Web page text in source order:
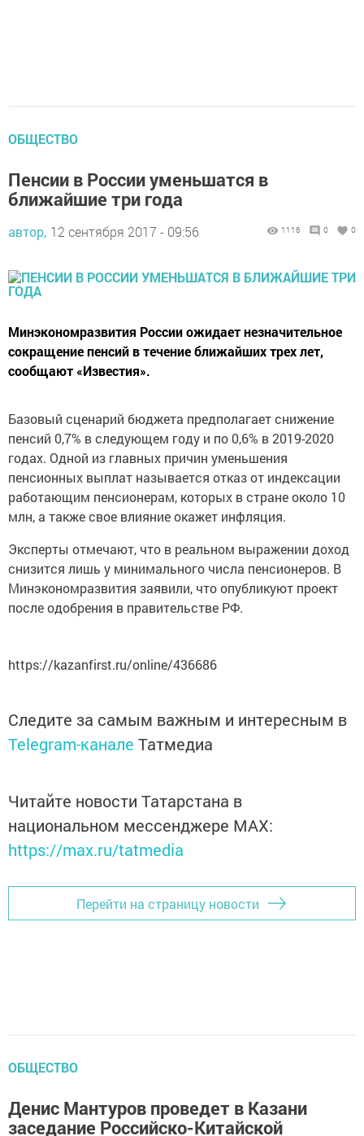
ОБЩЕСТВО
Пенсии в России уменьшатся в
ближайшие три года
автор, 12 сентября 2017 - 09:56 1116 0 0
Минэкономразвития России ожидает незначительное
сокращение пенсий в течение ближайших трех лет,
сообщают «Известия».
Базовый сценарий бюджета предполагает снижение
пенсий 0,7% в следующем году и по 0,6% в 2019-2020
годах. Одной из главных причин уменьшения
пенсионных выплат называется отказ от индексации
работающим пенсионерам, которых в стране около 10
млн, а также свое влияние окажет инфляция.
Эксперты отмечают, что в реальном выражении доход
снизится лишь у минимального числа пенсионеров. В
Минэкономразвития заявили, что опубликуют проект
после одобрения в правительстве РФ.
https://kazanfirst.ru/online/436686
Следите за самым важным и интересным в
Telegram-канале Татмедиа
Читайте новости Татарстана в
национальном мессенджере MАХ:
https://max.ru/tatmedia
Перейти на страницу новости
ОБЩЕСТВО
Денис Мантуров проведет в Казани
заседание Российско-Китайской